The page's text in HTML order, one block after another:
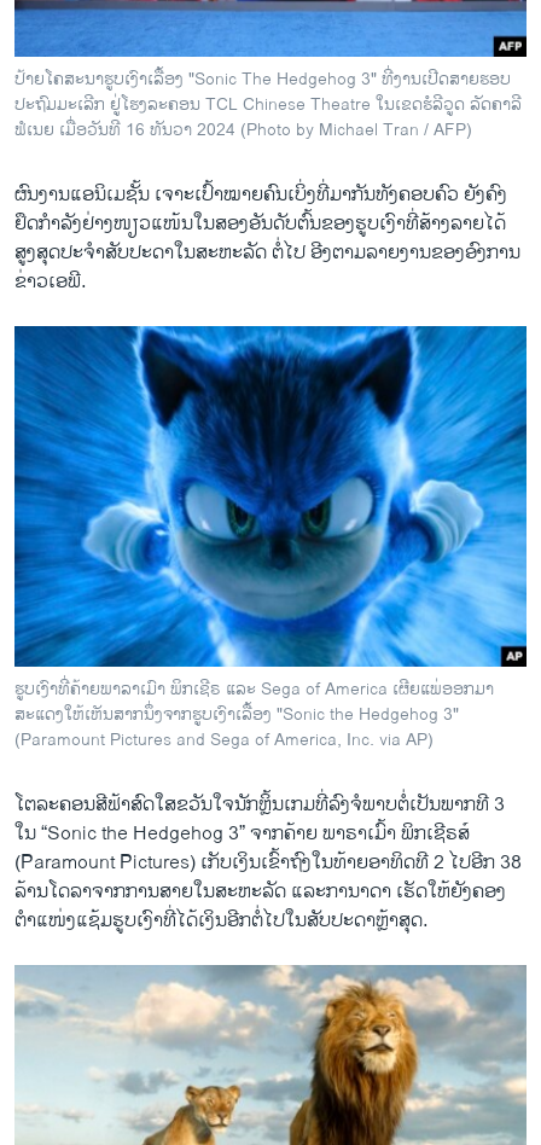
ວີດີໂອ
ສຽງ
ລາຍການກະຈາຍສຽງ
ຕິດຕາມພວກເຮົາ ທີ່
ພາສາຕ່າງໆ
ປ້າຍໂຄສະນາຮູບເງົາເລື້ອງ "Sonic The Hedgehog 3" ທີ່ງານເປີດສາຍຮອບ
ປະຖົມມະເລີກ ຢູ່ໂຮງລະຄອນ TCL Chinese Theatre ໃນເຂດຮໍລີວູດ ລັດຄາລີ
ຟໍເນຍ ເມື່ອວັນທີ 16 ທັນວາ 2024 (Photo by Michael Tran / AFP)
ຜົນງານແອນິເມຊັ້ນ ເຈາະເປົ້າໝາຍຄົນເບິ່ງທີ່ມາກັນທັງຄອບຄົວ ຍັງຄົງ
ຢຶດກຳລັງຢ່າງໜຽວແໜ້ນໃນສອງອັນດັບຕົ້ນຂອງຮູບເງົາທີ່ສ້າງລາຍໄດ້
ສູງສຸດປະຈຳສັບປະດາໃນສະຫະລັດ ຕໍ່ໄປ ອີງຕາມລາຍງານຂອງອົງການ
ຂ່າວເອພີ.
ຮູບເງົາທີ່ຄ້າຍພາລາເມົາ ພິກເຊີຣ ແລະ Sega of America ເຜີຍແພ່ອອກມາ
ສະແດງໃຫ້ເຫັນສາກນຶ່ງຈາກຮູບເງົາເລື້ອງ "Sonic the Hedgehog 3"
(Paramount Pictures and Sega of America, Inc. via AP)
ໂຕລະຄອນສີຟ້າສົດໃສຂວັນໃຈນັກຫຼິ້ນເກມທີ່ລົງຈໍພາບຕໍ່ເປັນພາກທີ 3
ໃນ “Sonic the Hedgehog 3” ຈາກຄ້າຍ ພາຣາເມົ້າ ພິກເຊີຣສ໌
(Paramount Pictures) ເກັບເງິນເຂົ້າຖົງໃນທ້າຍອາທິດທີ 2 ໄປອີກ 38
ລ້ານໂດລາຈາກການສາຍໃນສະຫະລັດ ແລະການາດາ ເຮັດໃຫ້ຍັງຄອງ
ຕຳແໜ່ງແຊ້ມຮູບເງົາທີ່ໄດ້ເງິນອີກຕໍ່ໄປໃນສັບປະດາຫຼ້າສຸດ.